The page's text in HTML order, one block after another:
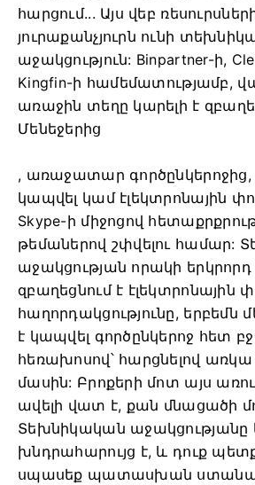
հարցում... Այս վեբ
յուրաքանչյուրն ունի
աջակցություն: Binpartner-ի,
Kingfin-ի համեմատությամբ,
առաջին տեղը կարելի է
Մենեջերից
, առաջատար գործընկերոջից,
կապվել կամ էլեկտրոնային
Skype-ի միջոցով
թեմաներով շփվելու համար:
աջակցության որակի
զբաղեցնում է էլեկտրոնային
հաղորդակցությունը, երբեմն
է կապվել գործընկերոջ հետ
հեռախոսով՝ հարցնելով
մասին: Բրոքերի մոտ այս
ավելի վատ է, քան մնացածի
Տեխնիկական աջակցությանը
խնդրահարույց է, և դուք
սպասեք պատասխան